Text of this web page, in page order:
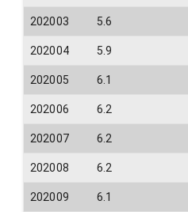
202003 5.6
202004 5.9
202005 6.1
202006 6.2
202007 6.2
202008 6.2
202009 6.1